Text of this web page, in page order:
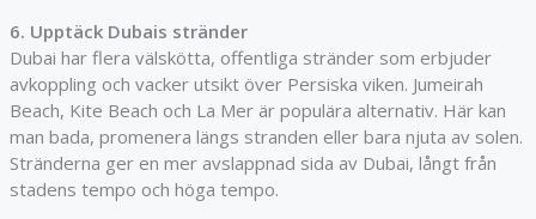
6. Upptäck Dubais stränder
Dubai har flera välskötta, offentliga stränder som erbjuder
avkoppling och vacker utsikt över Persiska viken. Jumeirah
Beach, Kite Beach och La Mer är populära alternativ. Här kan
man bada, promenera längs stranden eller bara njuta av solen.
Stränderna ger en mer avslappnad sida av Dubai, långt från
stadens tempo och höga tempo.